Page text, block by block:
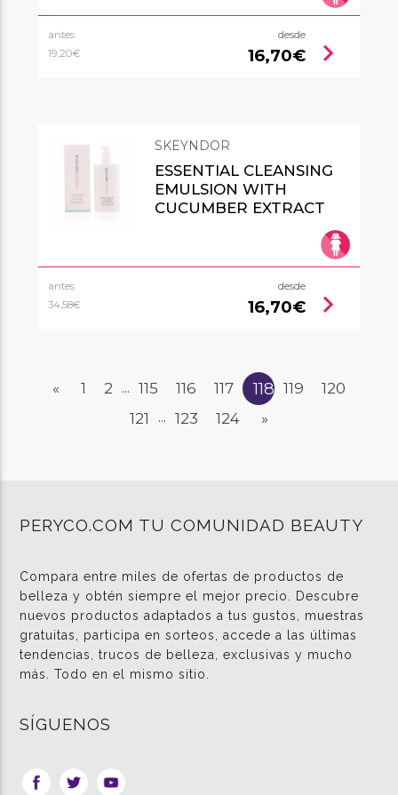
antes
19,20€
desde
16,70€ chevron_right
SKEYNDOR
ESSENTIAL CLEANSING
EMULSION WITH
CUCUMBER EXTRACT
antes
34,58€
desde
16,70€ chevron_right
« 1 2 ... 115 116 117 118 119
120
121
... 123 124 »
PERYCO.COM TU COMUNIDAD BEAUTY
Compara entre miles de ofertas de productos de
belleza y obtén siempre el mejor precio. Descubre
nuevos productos adaptados a tus gustos, muestras
gratuitas, participa en sorteos, accede a las últimas
tendencias, trucos de belleza, exclusivas y mucho
más. Todo en el mismo sitio.
SÍGUENOS